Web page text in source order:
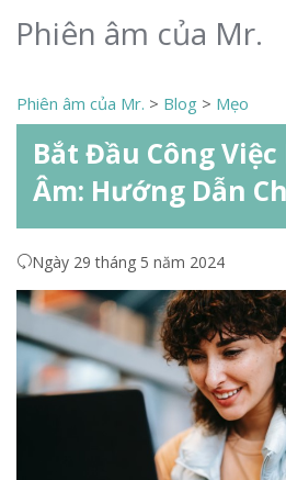
Phiên âm của Mr.
Phiên âm của Mr. > Blog > Mẹo
Bắt Đầu Công
Âm: Hướng Dẫn
Ngày 29 tháng 5 năm 2024